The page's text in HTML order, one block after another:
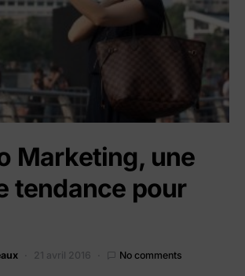
Marketing, une
tendance pour
21 avril 2016 No comments